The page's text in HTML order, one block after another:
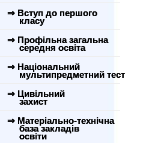
⇒ Вступ до першого
класу
⇒ Профільна загальна
середня освіта
⇒ Національний
мультипредметний тест
⇒ Цивільний
захист
⇒ Матеріально-технічна
база закладів
освіти